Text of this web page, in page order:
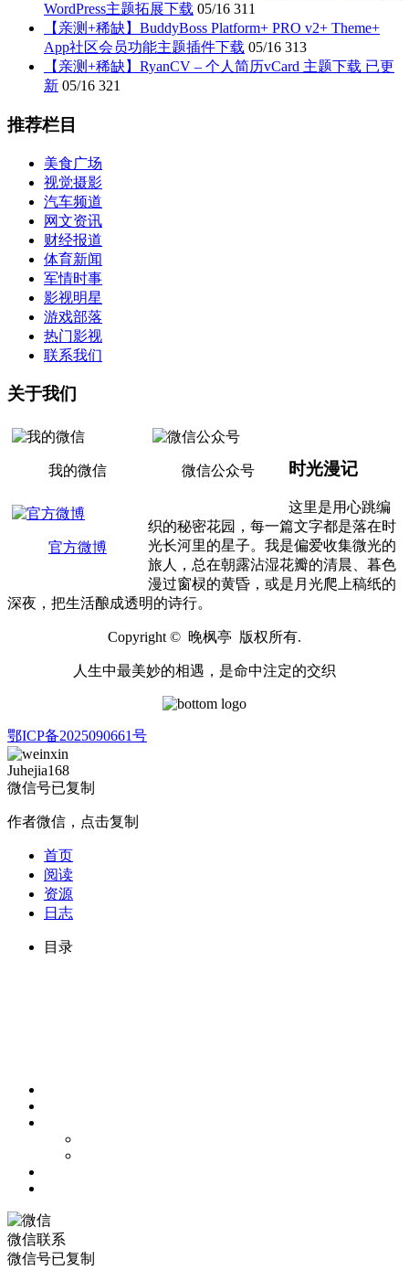
WordPress主题拓展下载 05/16 311
【亲测+稀缺】BuddyBoss Platform+ PRO v2+ Theme+
App社区会员功能主题插件下载 05/16 313
【亲测+稀缺】RyanCV – 个人简历vCard 主题下载 已更
新 05/16 321
推荐栏目
美食广场
视觉摄影
汽车频道
网文资讯
财经报道
体育新闻
军情时事
影视明星
游戏部落
热门影视
联系我们
关于我们
我的微信 微信公众号
官方微博
时光漫记
这里是用心跳编
织的秘密花园，每一篇文字都是落在时
光长河里的星子。我是偏爱收集微光的
旅人，总在朝露沾湿花瓣的清晨、暮色
漫过窗棂的黄昏，或是月光爬上稿纸的
深夜，把生活酿成透明的诗行。
Copyright © 晚枫亭 版权所有.
人生中最美妙的相遇，是命中注定的交织
鄂ICP备2025090661号
Juhejia168
微信号已复制
作者微信，点击复制
首页
阅读
资源
日志
目录
微信联系
微信号已复制